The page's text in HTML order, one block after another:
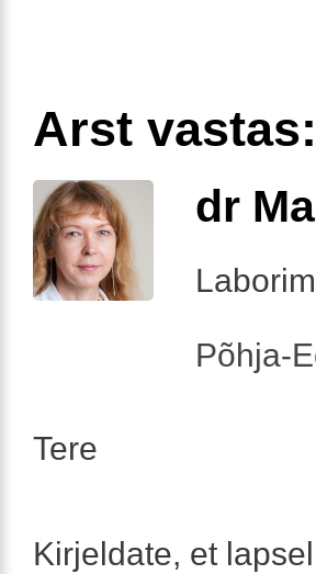
Arst vastas:
dr
Põhja-
Tere
Kirjeldate, et